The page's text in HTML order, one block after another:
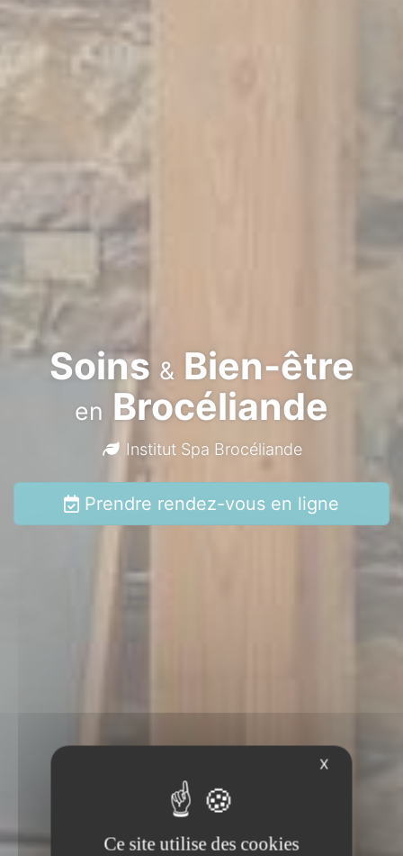
Soins &Bien-être
en Brocéliande
Institut Spa Brocéliande
Prendre rendez-vous en ligne
X
Ce site utilise des cookies